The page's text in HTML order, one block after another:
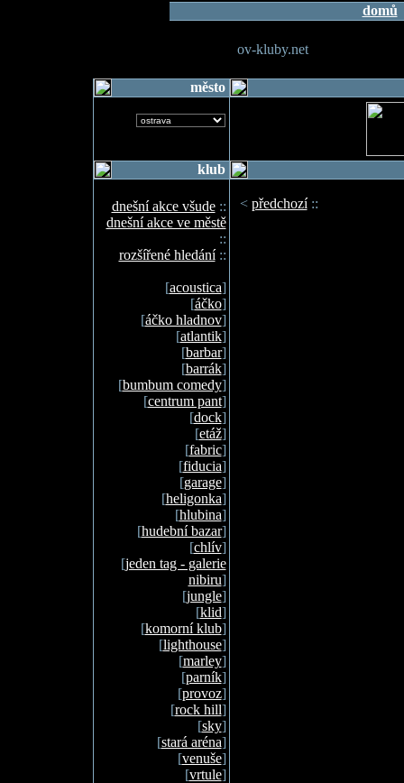
domů
ov-kluby.net
město
klub
dnešní akce všude::
dnešní akce ve městě
::
rozšířené hledání::
[acoustica]
[áčko]
[áčko hladnov]
[atlantik]
[barbar]
[barrák]
[bumbum comedy]
[centrum pant]
[dock]
[etáž]
[fabric]
[fiducia]
[garage]
[heligonka]
[hlubina]
[hudební bazar]
[chlív]
[jeden tag - galerie
nibiru]
[jungle]
[klid]
[komorní klub]
[lighthouse]
[marley]
[parník]
[provoz]
[rock hill]
[sky]
[stará aréna]
[venuše]
[vrtule]
< předchozí::